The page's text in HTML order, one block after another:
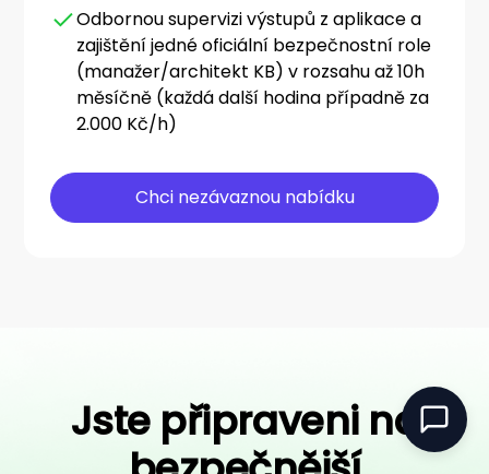
Odbornou supervizi výstupů z aplikace a
zajištění jedné oficiální bezpečnostní role
(manažer/architekt KB) v rozsahu až 10h
měsíčně (každá další hodina případně za
2.000 Kč/h)
Chci nezávaznou nabídku
Jste připraveni na